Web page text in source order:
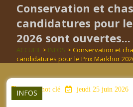
Conservation et
candidatures pour
2026 sont ouvertes...
ACCUEIL > INFOS > Conservation et
candidatures pour le Prix Markhor
INFOS
aucun mot clé jeudi 25 juin 2026